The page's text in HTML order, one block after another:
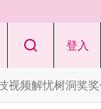
登入
视频解忧树洞奖